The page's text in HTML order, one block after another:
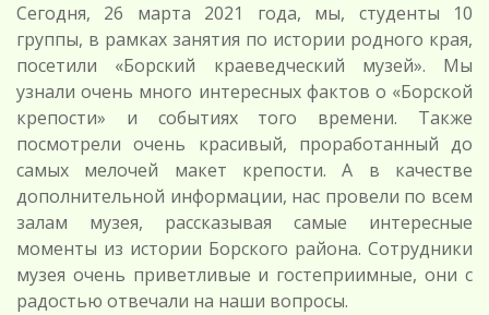
Сегодня, 26 марта 2021 года, мы, студенты 10
группы, в рамках занятия по истории родного края,
посетили «Борский краеведческий музей». Мы
узнали очень много интересных фактов о «Борской
крепости» и событиях того времени. Также
посмотрели очень красивый, проработанный до
самых мелочей макет крепости. А в качестве
дополнительной информации, нас провели по всем
залам музея, рассказывая самые интересные
моменты из истории Борского района. Сотрудники
музея очень приветливые и гостеприимные, они с
радостью отвечали на наши вопросы.